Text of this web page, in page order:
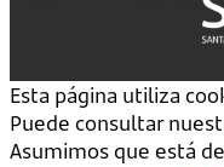
Esta página utiliza
Puede consultar
Asumimos que está